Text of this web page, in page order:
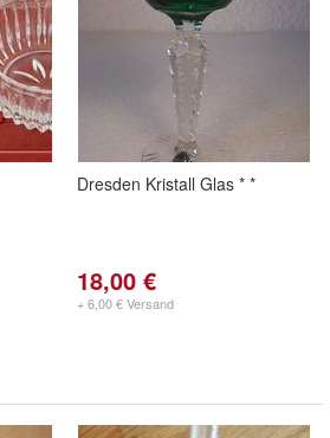
Dresden Kristall Glas * *
18,00 €
+ 6,00 € Versand